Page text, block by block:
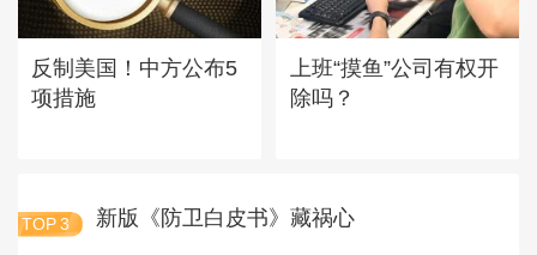
反制美国！中方公布5
项措施
上班“摸鱼”公司有权开
除吗？
TOP 3 新版《防卫白皮书》藏祸心